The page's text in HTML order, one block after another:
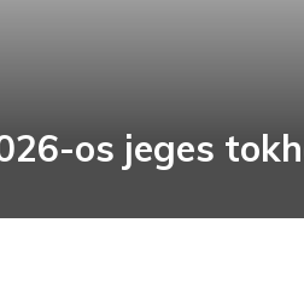
os jeges